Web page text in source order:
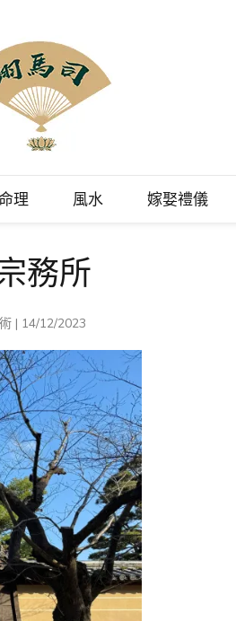
理 風水 嫁娶禮儀
務所
| 14/12/2023